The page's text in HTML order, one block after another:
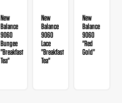
New
Balance
9060
Bungee
"Breakfast
Tea"
New
Balance
9060
Lace
"Breakfast
Tea"
New
Balance
9060
"Red
Gold"